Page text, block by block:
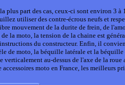
plus part des cas, ceux-ci sont environ 3
utiliser des contre-écrous neufs et
mouvement de la durite de frein, de
la moto, la tension de la chaine est
du constructeur. Enfin, il
de moto, la béquille latérale et la béquille
au-dessus de l'axe de la roue
moto en France, les meilleurs